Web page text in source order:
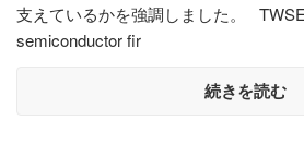
支えているかを強調しました。
semiconductor fir
続きを読む